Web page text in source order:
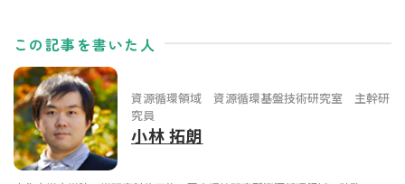
この記事を書いた人
小林 拓朗
資源循環領域 資源循環基盤技術研究室 主幹研
究員